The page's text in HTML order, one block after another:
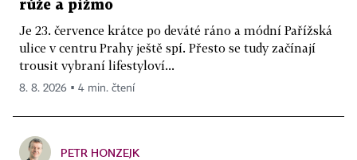
růže a pižmo
Je 23. července krátce po deváté ráno a módní Pařížská
ulice v centru Prahy ještě spí. Přesto se tudy začínají
trousit vybraní lifestyloví...
8. 8. 2026 ▪ 4 min. čtení
PETR HONZEJK